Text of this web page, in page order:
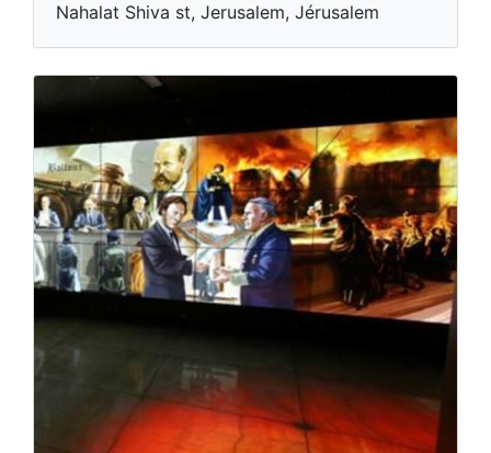
Nahalat Shiva st, Jerusalem, Jérusalem